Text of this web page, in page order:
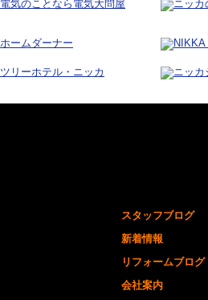
スタッフブログ
新着情報
リフォームブログ
会社案内